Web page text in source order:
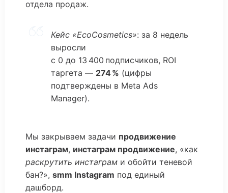
отдела продаж.
Кейс «EcoCosmetics»: за 8 недель
выросли
с 0 до 13 400 подписчиков, ROI
таргета — 274 % (цифры
подтверждены в Meta Ads
Manager).
Мы закрываем задачи продвижение
инстаграм, инстаграм продвижение, «как
раскрутить инстаграм и обойти теневой
бан?», smm Instagram под единый
дашборд.